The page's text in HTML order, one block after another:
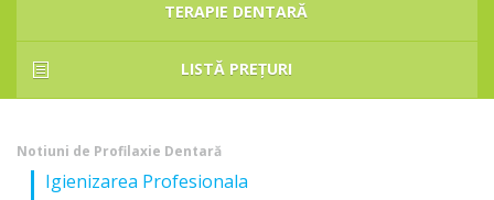
TERAPIE DENTARĂ
LISTĂ PREȚURI
Notiuni de Profilaxie Dentară
Igienizarea Profesionala